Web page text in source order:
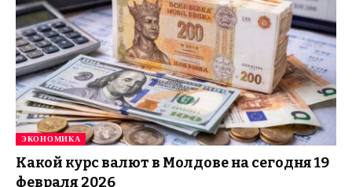
ЭКОНОМИКА
Какой курс валют в Молдове на сегодня 19
февраля 2026